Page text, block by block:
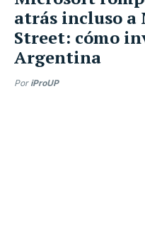
atrás incluso a
Street: cómo
Argentina
Por iProUP